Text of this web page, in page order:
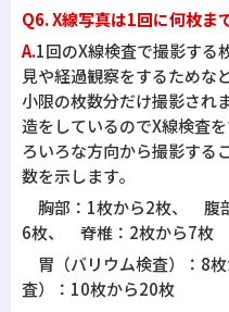
Q6. X線写真は1回に何枚ま
A.1回のX線検査で撮影する
見や経過観察をするためな
小限の枚数分だけ撮影され
造をしているのでX線検査
ろいろな方向から撮影する
数を示します。
胸部：1枚から2枚、 腹
6枚、 脊椎：2枚から7枚
胃（バリウム検査）：8
査）：10枚から20枚